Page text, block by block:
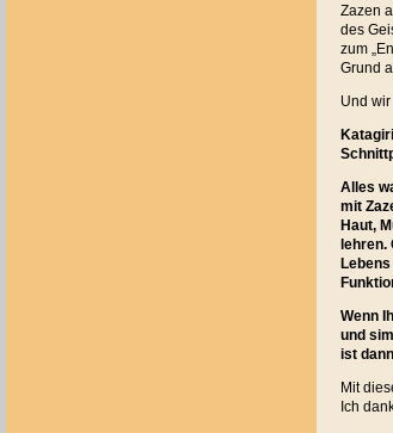
Zazen
des
zum
Grund
Und
Alles
mit
Haut,
Wenn
und
ist
Mit
Ich